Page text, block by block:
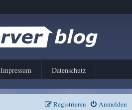
Impressum Datenschutz
Anmelden
Registrieren